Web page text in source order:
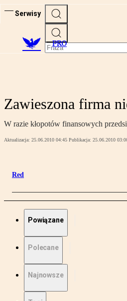
Serwisy
PRO
Zawieszona firma
W razie kłopotów finansowych
Aktualizacja: 25.06.2010 04:45 Publikacja: 25.06.2010
Red
Powiązane
Polecane
Najnowsze